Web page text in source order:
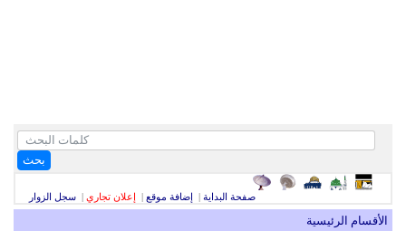
بحث
صفحة البداية | إضافة موقع | إعلان تجاري | سجل الزوار
الأقسام الرئيسية